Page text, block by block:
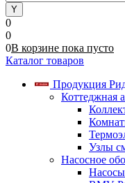
0
0
0В корзине пока пусто
Каталог товаров
Продукция
Коттеджная
Узлы
Насосное